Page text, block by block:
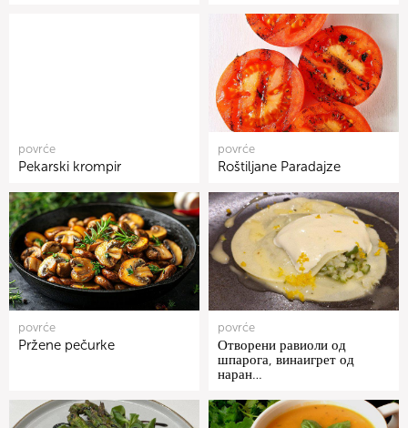
povrće
Pekarski krompir
povrće
Roštiljane Paradajze
povrće
Pržene pečurke
povrće
Отворени равиоли од
шпарога, винаигрет од
наран…